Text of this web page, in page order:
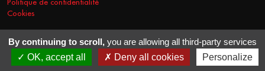
Politique de confidentialité
Cookies
COPYRIGHT © 2026 - GOLF CLUB DE TOULOUSE. TOUS DROITS
RÉSERVÉS.
RÉALISATION VT-DESIGN 2021
By continuing to scroll, you are allowing all third-party services
OK, accept all
Deny all cookies Personalize